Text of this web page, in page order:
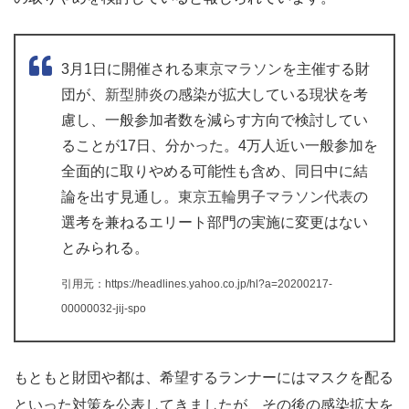
3月1日に開催される東京マラソンを主催する財
団が、 新型肺炎の感染が拡大している現状を考
慮し、一般参加者数を減らす方向で検討してい
ることが17日、分かった。4万人近い一般参加を
全面的に取りやめる可能性も含め、同日中に結
論を出す見通し。 東京五輪男子マラソン代表の
選考を兼ねるエリート部門の実施に変更はない
とみられる。
引用元：https://headlines.yahoo.co.jp/hl?a=20200217-
00000032-jij-spo
もともと財団や都は、希望するランナーにはマスクを配る
といった対策を公表してきましたが、その後の感染拡大を